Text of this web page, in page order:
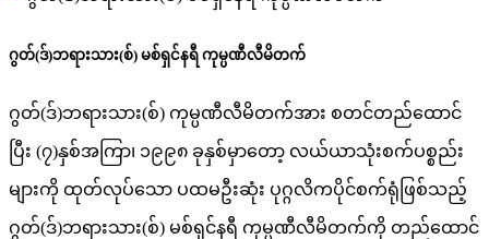
ဂွတ်(ဒ်)ဘရားသား(စ်) မစ်ရှင်နရီ ကုမ္ပဏီလီမိတက်
ဂွတ်(ဒ်)ဘရားသား(စ်) ကုမ္ပဏီလီမိတက်အား စတင်တည်ထောင်
ပြီး (၇)နှစ်အကြာ၊ ၁၉၉၈ ခုနှစ်မှာတော့ လယ်ယာသုံးစက်ပစ္စည်း
များကို ထုတ်လုပ်သော ပထမဦးဆုံး ပုဂ္ဂလိကပိုင်စက်ရုံဖြစ်သည့်
ဂွတ်(ဒ်)ဘရားသား(စ်) မစ်ရှင်နရီ ကုမ္ပဏီလီမိတက်ကို တည်ထောင်